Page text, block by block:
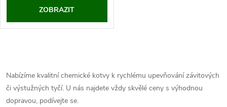
ZOBRAZIT
v
l
Nabízíme kvalitní chemické kotvy k rychlému upevňování závitových
či výstužných tyčí. U nás najdete vždy skvělé ceny s výhodnou
dopravou, podívejte se.